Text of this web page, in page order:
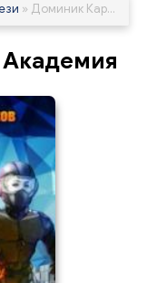
» Доминик Каррера 2: Академия